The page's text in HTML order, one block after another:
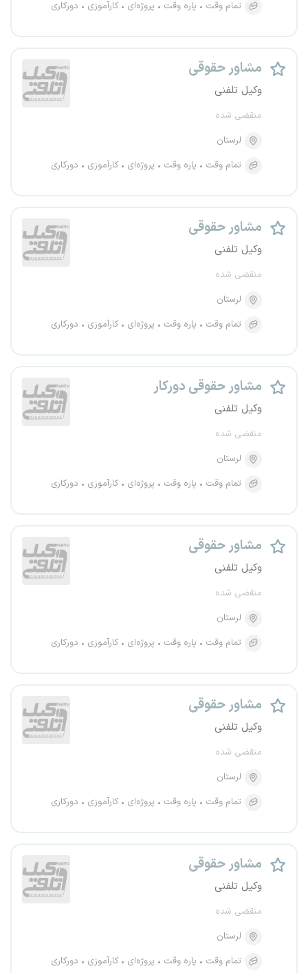
تمام وقت پاره وقت پروژه‌ای کارآموزی دورکاری
مشاور حقوقی
وکیل تلفنی
منقضی شده
لرستان
تمام وقت
پاره وقت پروژه‌ای کارآموزی دورکاری
مشاور حقوقی
وکیل تلفنی
منقضی شده
لرستان
تمام وقت
پاره وقت پروژه‌ای کارآموزی دورکاری
مشاور حقوقی دورکار
وکیل تلفنی
منقضی شده
لرستان
تمام وقت
پاره وقت پروژه‌ای کارآموزی دورکاری
مشاور حقوقی
وکیل تلفنی
منقضی شده
لرستان
تمام وقت
پاره وقت پروژه‌ای کارآموزی دورکاری
مشاور حقوقی
وکیل تلفنی
منقضی شده
لرستان
تمام وقت
پاره وقت پروژه‌ای کارآموزی دورکاری
مشاور حقوقی
وکیل تلفنی
منقضی شده
لرستان
تمام وقت
پاره وقت پروژه‌ای کارآموزی دورکاری